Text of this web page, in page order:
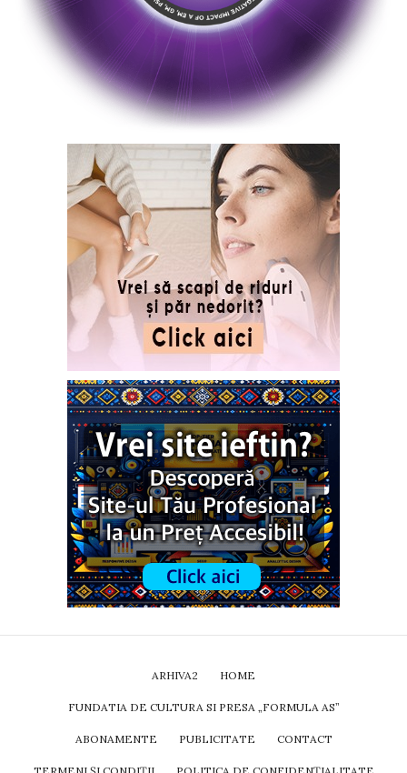
ARHIVA2 HOME
FUNDATIA DE CULTURA SI PRESA „FORMULA AS”
ABONAMENTE PUBLICITATE CONTACT